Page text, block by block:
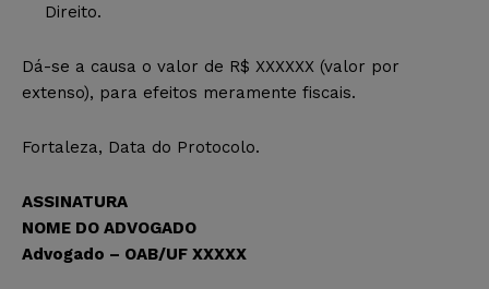
Direito.
Dá-se a causa o valor de R$ XXXXXX (valor por
extenso), para efeitos meramente fiscais.
Fortaleza, Data do Protocolo.
ASSINATURA
NOME DO ADVOGADO
Advogado – OAB/UF XXXXX